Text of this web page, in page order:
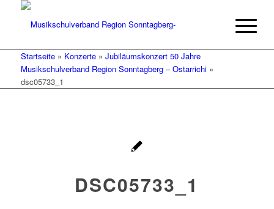
Startseite» Konzerte» Jubiläumskonzert 50 Jahre
Musikschulverband Region Sonntagberg – Ostarrichi»
dsc05733_1
DSC05733_1